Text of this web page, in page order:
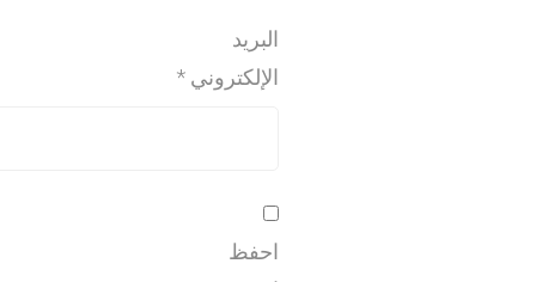
البريد
الإلكتروني *
احفظ